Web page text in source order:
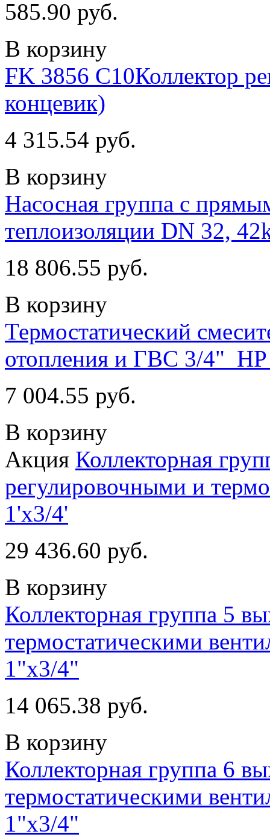
585.90 руб.
В корзину
FK 3856 С10Коллектор
концевик)
4 315.54 руб.
В корзину
Насосная группа с
теплоизоляции DN 32,
18 806.55 руб.
В корзину
Термостатический
отопления и ГВС 3/4"
7 004.55 руб.
В корзину
Акция Коллекторная
регулировочными и
1'х3/4'
29 436.60 руб.
В корзину
Коллекторная группа 5
термостатическими
1"х3/4"
14 065.38 руб.
В корзину
Коллекторная группа 6
термостатическими
1"х3/4"